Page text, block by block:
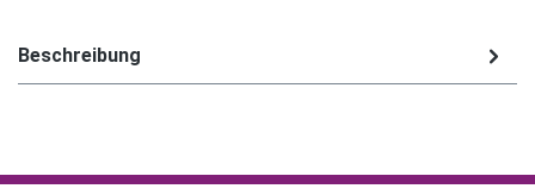
Beschreibung